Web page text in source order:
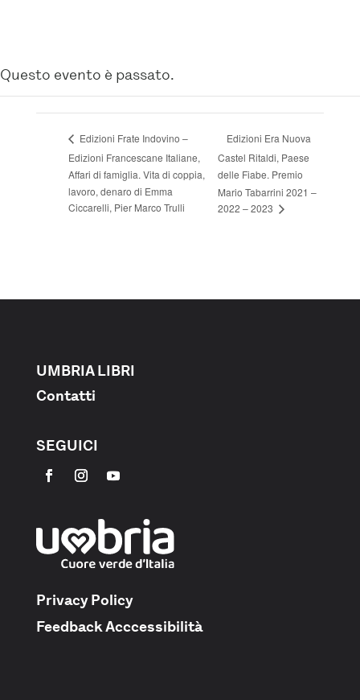
Questo evento è passato.
Edizioni Frate Indovino –
Edizioni Francescane Italiane,
Affari di famiglia. Vita di coppia,
lavoro, denaro di Emma
Ciccarelli, Pier Marco Trulli
Edizioni Era Nuova
Castel Ritaldi, Paese
delle Fiabe. Premio
Mario Tabarrini 2021 –
2022 – 2023
UMBRIA LIBRI
Contatti
SEGUICI
Privacy Policy
Feedback Acccessibilità